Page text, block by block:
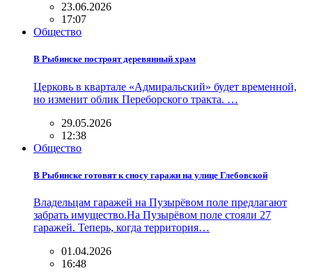
23.06.2026
17:07
Общество
В Рыбинске построят деревянный храм
Церковь в квартале «Адмиральский» будет временной,
но изменит облик Переборского тракта. …
29.05.2026
12:38
Общество
В Рыбинске готовят к сносу гаражи на улице Глебовской
Владельцам гаражей на Пузырёвом поле предлагают
забрать имущество.На Пузырёвом поле стояли 27
гаражей. Теперь, когда территория…
01.04.2026
16:48